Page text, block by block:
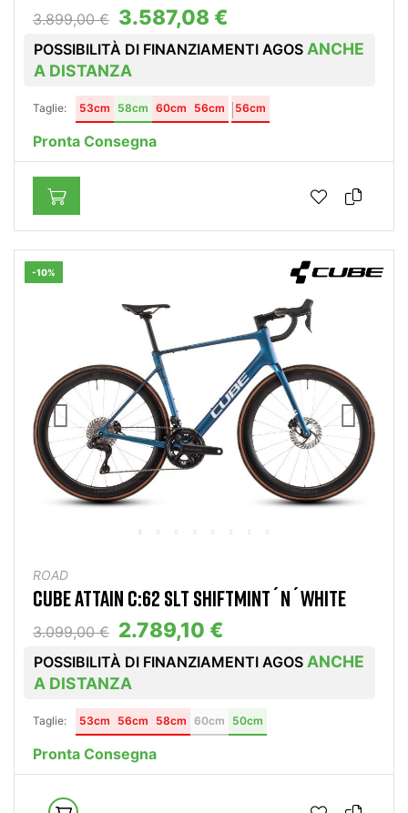
3.899,00 € 3.587,08 €
POSSIBILITÀ DI FINANZIAMENTI AGOS ANCHE
A DISTANZA
Taglie: 53cm 58cm 60cm 56cm 56cm
Pronta Consegna
-10%
ROAD
CUBE ATTAIN C:62 SLT SHIFTMINT´N´WHITE
3.099,00 € 2.789,10 €
POSSIBILITÀ DI FINANZIAMENTI AGOS ANCHE
A DISTANZA
Taglie: 53cm 56cm 58cm 60cm 50cm
Pronta Consegna